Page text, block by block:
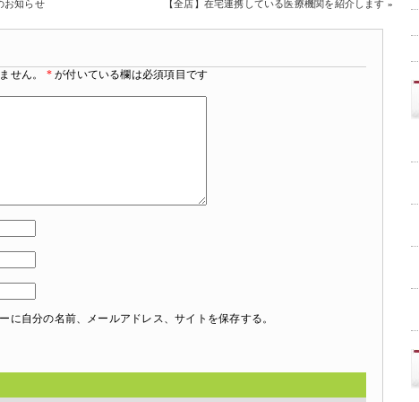
お知らせ 【全店】在宅連携している医療機関を紹介します »
せん。 *が付いている欄は必須項目です
に自分の名前、メールアドレス、サイトを保存する。